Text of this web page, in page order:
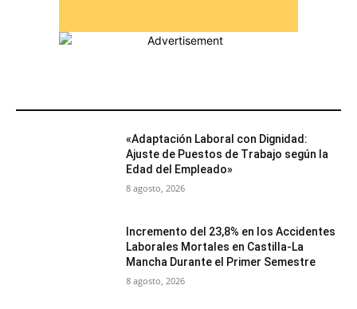
«Adaptación Laboral con Dignidad:
Ajuste de Puestos de Trabajo según la
Edad del Empleado»
8 agosto, 2026
Incremento del 23,8% en los Accidentes
Laborales Mortales en Castilla-La
Mancha Durante el Primer Semestre
8 agosto, 2026